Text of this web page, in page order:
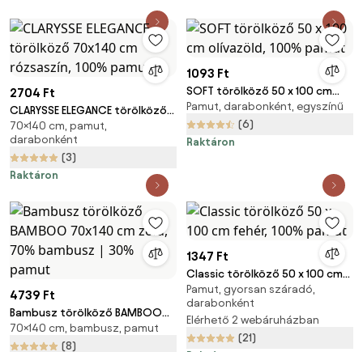
2704 Ft
CLARYSSE ELEGANCE törölköző
70x140 cm rózsaszín, 100%
pamut
70×140 cm, pamut,
darabonként
(3)
Raktáron
1093 Ft
SOFT törölköző 50 x 100 cm
olívazöld, 100% pamut
Pamut, darabonként, egyszínű
(6)
Raktáron
4739 Ft
Bambusz törölköző BAMBOO
70x140 cm zöld, 70% bambusz
| 30% pamut
70×140 cm, bambusz, pamut
(8)
1347 Ft
Classic törölköző 50 x 100 cm
fehér, 100% pamut
Pamut, gyorsan száradó,
darabonként
Elérhető 2 webáruházban
(21)